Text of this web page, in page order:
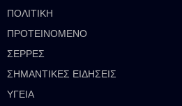
ΠΟΛΙΤΙΚΗ
ΠΡΟΤΕΙΝΟΜΕΝΟ
ΣΕΡΡΕΣ
ΣΗΜΑΝΤΙΚΕΣ ΕΙΔΗΣΕΙΣ
ΥΓΕΙΑ